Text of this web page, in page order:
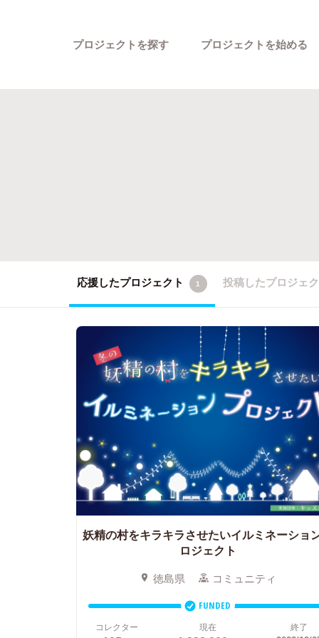
プロジェクトを探す プロジェクトを始める
応援したプロジェクト 1 投稿したプロジェ
妖精の村をキラキラさせたいイルミネーショ
ロジェクト
徳島県 コミュニティ
FUNDED
コレクター
現在 終了